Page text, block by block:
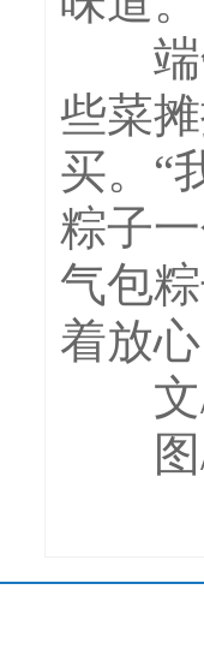
端午
些菜
买。“
粽子
气包
着放
文/
图/